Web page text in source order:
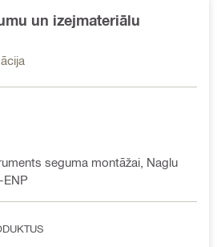
un izejmateriālu
seguma montāžai, Naglu